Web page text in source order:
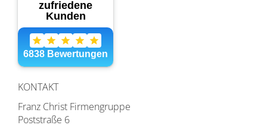
KONTAKT
Franz Christ Firmengruppe
Poststraße 6